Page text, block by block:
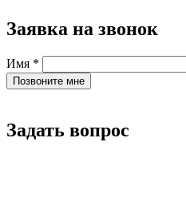
Заявка на звонок
Имя *
Позвоните мне
Задать вопрос